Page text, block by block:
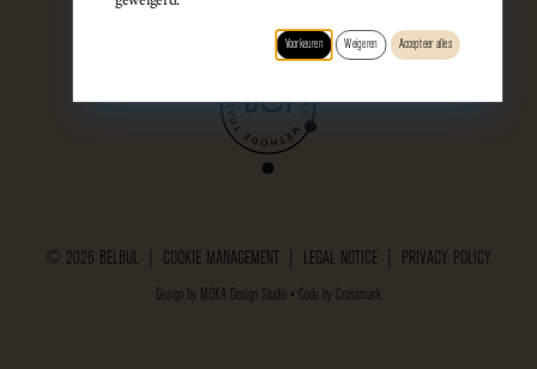
© 2026 BELBUL | COOKIE MANAGEMENT LEGAL NOTICE PRIVACY POLICY
Design by MOKA Design Studio • Code by Crossmark
Voorkeuren Weigeren Accepteer alles